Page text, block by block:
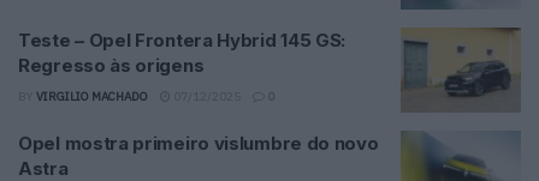
Teste – Opel Frontera Hybrid 145 GS:
Regresso às origens
VIRGILIO MACHADO 0
Opel mostra primeiro vislumbre do novo
Astra